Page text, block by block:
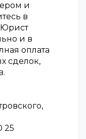
и
в
и в
оплата
сделок,
25